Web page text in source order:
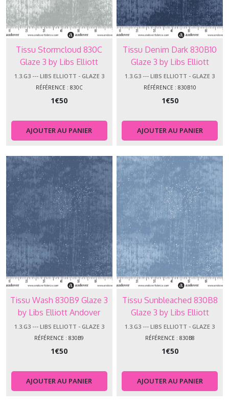
Tissu Stormcloud 830C
Glaze 3 by Libs Elliott
Andover Makower
1.3.G3 --- LIBS ELLIOTT - GLAZE 3
RÉFÉRENCE : 830C
1€50
AJOUTER AU PANIER
Tissu Denim Dark 830B10
Glaze 3 by Libs Elliott
Andover Makower
1.3.G3 --- LIBS ELLIOTT - GLAZE 3
RÉFÉRENCE : 830B10
1€50
AJOUTER AU PANIER
Tissu Wash 830B9 Glaze 3
by Libs Elliott Andover
Makower
1.3.G3 --- LIBS ELLIOTT - GLAZE 3
RÉFÉRENCE : 830B9
1€50
AJOUTER AU PANIER
Tissu Sunbleached 830B8
Glaze 3 by Libs Elliott
Andover Makower
1.3.G3 --- LIBS ELLIOTT - GLAZE 3
RÉFÉRENCE : 830B8
1€50
AJOUTER AU PANIER